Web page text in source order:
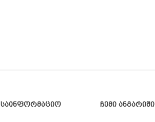
საინფორმაციო ჩემი ანგარიში